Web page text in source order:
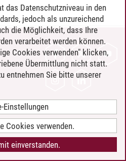
das Datenschutzniveau in den
jedoch als unzureichend
die Möglichkeit, dass Ihre
verarbeitet werden können.
Cookies verwenden" klicken,
Übermittlung nicht statt.
entnehmen Sie bitte unserer
Einstellungen
Cookies verwenden.
einverstanden.